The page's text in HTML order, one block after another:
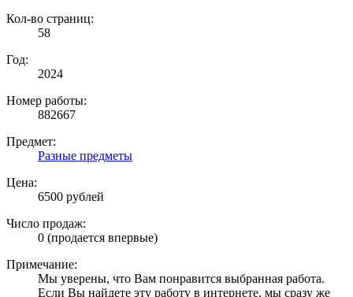
Кол-во страниц:
58
Год:
2024
Номер работы:
882667
Предмет:
Разные предметы
Цена:
6500 рублей
Число продаж:
0 (продается впервые)
Примечание:
Мы уверены, что Вам понравится выбранная работа.
Если Вы найдете эту работу в интернете, мы сразу же